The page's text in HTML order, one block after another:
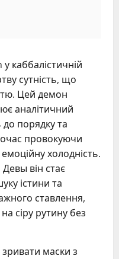
каббалістичній
сутність, що
Цей демон
аналітичний
порядку та
провокуючи
холодність.
він стає
істини та
ставлення,
сіру рутину без
маски з